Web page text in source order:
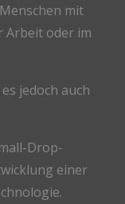
mit
Arbeit oder im
jedoch auch
Drop-
einer